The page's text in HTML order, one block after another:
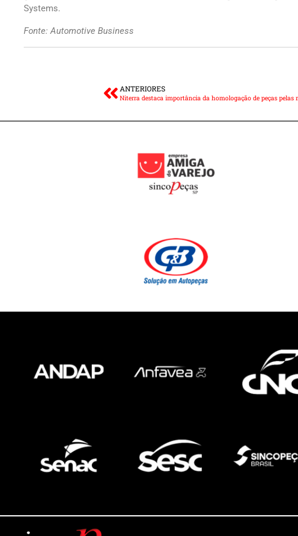
Systems.
Fonte: Automotive Business
ANTERIORES
Niterra destaca importância da homologação de peças pelas